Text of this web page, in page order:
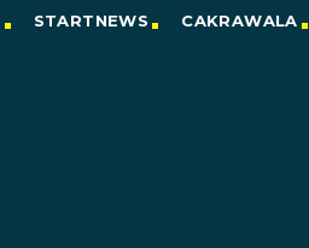
STARTNEWS CAKRAWALA